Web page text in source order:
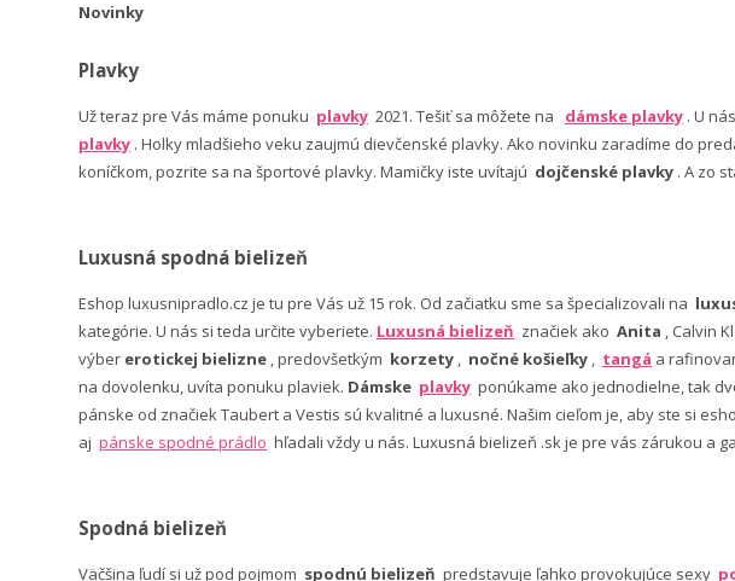
Novinky
Plavky
Už teraz pre Vás máme ponuku plavky 2021. Tešiť sa môžete na dámske plavky . U
plavky . Holky mladšieho veku zaujmú dievčenské plavky. Ako novinku zaradíme do
koníčkom, pozrite sa na športové plavky. Mamičky iste uvítajú dojčenské plavky . A zo
Luxusná spodná bielizeň
Eshop luxusnipradlo.cz je tu pre Vás už 15 rok. Od začiatku sme sa špecializovali na
kategórie. U nás si teda určite vyberiete. Luxusná bielizeň značiek ako Anita , Calvin
výber erotickej bielizne , predovšetkým korzety , nočné košieľky , tangá a
na dovolenku, uvíta ponuku plaviek. Dámske plavky ponúkame ako jednodielne, tak
pánske od značiek Taubert a Vestis sú kvalitné a luxusné. Našim cieľom je, aby ste si
aj pánske spodné prádlo hľadali vždy u nás. Luxusná bielizeň .sk je pre vás zárukou a
Spodná bielizeň
Väčšina ľudí si už pod pojmom spodnú bielizeň predstavuje ľahko provokujúce sexy